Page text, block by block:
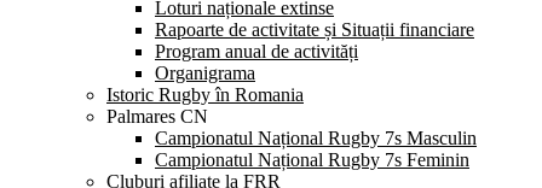
Loturi naționale extinse
Rapoarte de activitate și Situații financiare
Program anual de activități
Organigrama
Istoric Rugby în Romania
Palmares CN
Campionatul Național Rugby 7s Masculin
Campionatul Național Rugby 7s Feminin
Cluburi afiliate la FRR